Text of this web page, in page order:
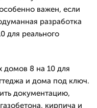
важен, если
разработка
для реального
домов 8 на 10 для
и дома под ключ.
документацию,
кирпича и